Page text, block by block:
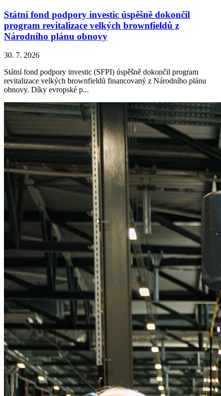
Státní fond podpory investic úspěšně dokončil
program revitalizace velkých brownfieldů z
Národního plánu obnovy
30. 7. 2026
Státní fond podpory investic (SFPI) úspěšně dokončil program
revitalizace velkých brownfieldů financovaný z Národního plánu
obnovy. Díky evropské p...